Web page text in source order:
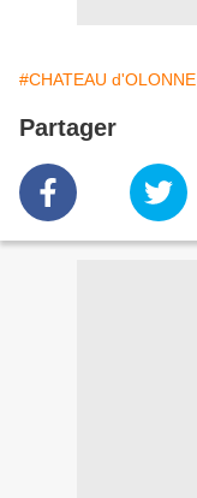
#CHATEAU d'OLONNE
Partager